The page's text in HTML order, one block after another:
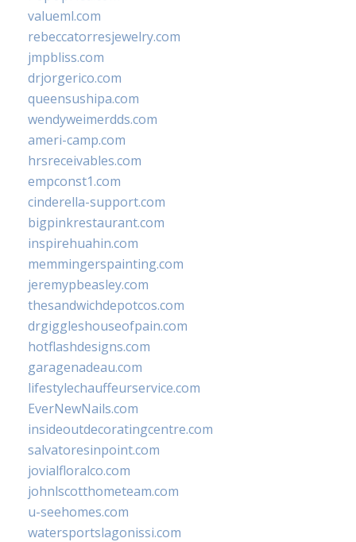
valueml.com
rebeccatorresjewelry.com
jmpbliss.com
drjorgerico.com
queensushipa.com
wendyweimerdds.com
ameri-camp.com
hrsreceivables.com
empconst1.com
cinderella-support.com
bigpinkrestaurant.com
inspirehuahin.com
memmingerspainting.com
jeremypbeasley.com
thesandwichdepotcos.com
drgiggleshouseofpain.com
hotflashdesigns.com
garagenadeau.com
lifestylechauffeurservice.com
EverNewNails.com
insideoutdecoratingcentre.com
salvatoresinpoint.com
jovialfloralco.com
johnlscotthometeam.com
u-seehomes.com
watersportslagonissi.com